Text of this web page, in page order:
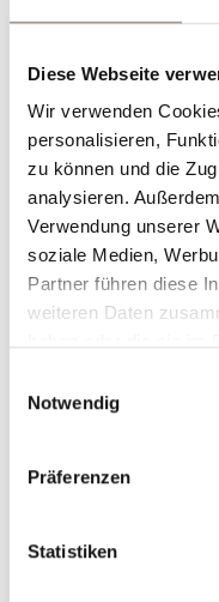
Diese Webseite
Wir verwenden
personalisieren,
zu können und die
analysieren.
Verwendung unserer
soziale Medien,
Partner führen diese
weiteren Daten
Notwendig
Präferenzen
Statistiken
Plane, wo du
Winkel des Langhe
willst, mit einem